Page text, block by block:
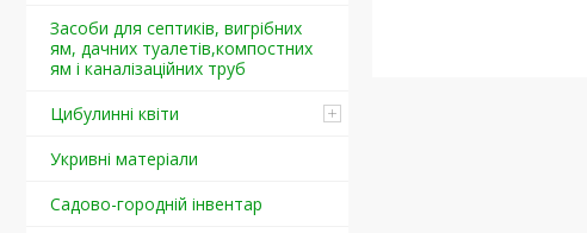
Засоби для септиків, вигрібних
ям, дачних туалетів,компостних
ям і каналізаційних труб
Цибулинні квіти
Укривні матеріали
Садово-городній інвентар